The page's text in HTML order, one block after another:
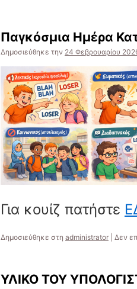
Παγκόσμια Ημέρα
Δημοσιεύθηκε την 24 Φεβρουαρίου
Για κουίζ πατήστε
Δημοσιεύθηκε στη administrator Δεν
ΥΛΙΚΟ ΤΟΥ